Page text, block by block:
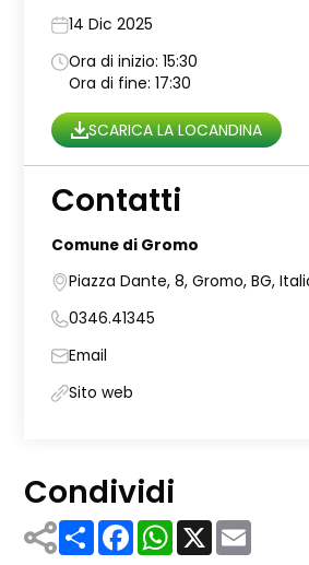
14 Dic 2025
Ora di inizio: 15:30
Ora di fine: 17:30
SCARICA LA LOCANDINA
Contatti
Comune di Gromo
Piazza Dante, 8, Gromo, BG,
0346.41345
Email
Sito web
Condividi
ShareFacebook
WhatsApp
X